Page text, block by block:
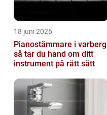
18 juni 2026
Pianostämmare i varberg
så tar du hand om ditt
instrument på rätt sätt